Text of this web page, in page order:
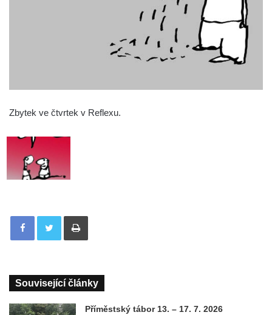
Zbytek ve čtvrtek v Reflexu.
Tisknout
Související články
Příměstský tábor 13. – 17. 7. 2026